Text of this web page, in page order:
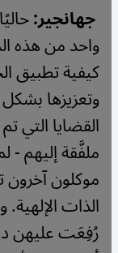
جهانجير:
واحد من هذه
كيفية تطبيق
وتعزيزها
القضايا
ملفَّقة إليهم -
موكلون آخرون
الذات
رُفِعَت عليهن